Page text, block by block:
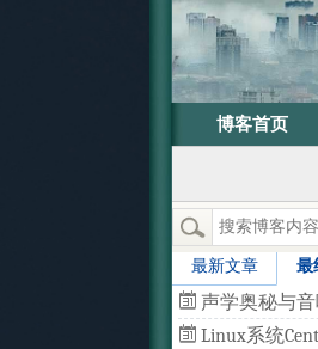
博客首页
最新文章 最
声学奥秘与
Linux系统